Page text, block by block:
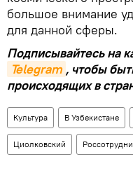
большое внимание
для данной сферы.
Подписывайтесь на
Telegram , чтобы
происходящих в
Культура В Узбекистане
Циолковский